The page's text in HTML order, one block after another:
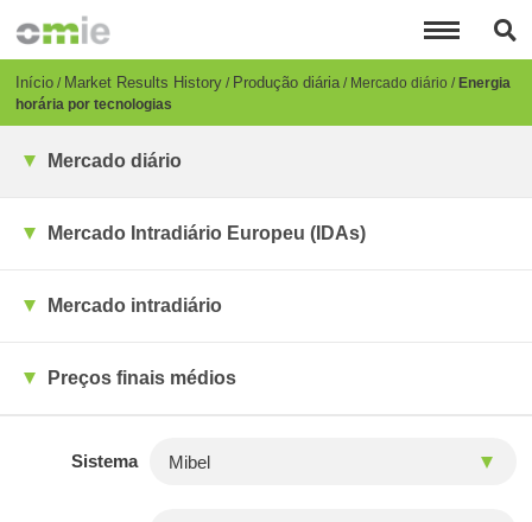
para
conteúdo
principal
Breadcrumb
Início Market Results History Produção diária Mercado diário Energia
horária por tecnologias
Mercado diário
Mercado Intradiário Europeu (IDAs)
Mercado intradiário
Preços finais médios
Sistema